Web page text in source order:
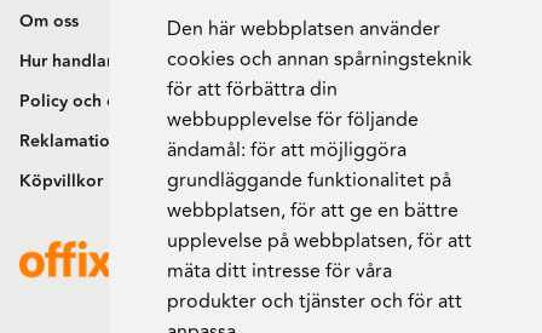
Den här webbplatsen använder
cookies och annan spårningsteknik
för att förbättra din
webbupplevelse för följande
ändamål: för att möjliggöra
grundläggande funktionalitet på
webbplatsen,för att ge en bättre
upplevelse på webbplatsen,för att
mäta ditt intresse för våra
produkter och tjänster och för att
Om oss
Hur handlar jag?
Policy och cookies
Reklamation och retur
Köpvillkor